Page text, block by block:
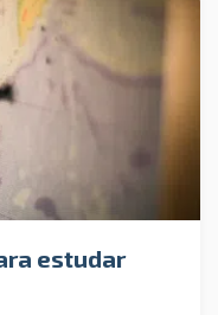
estudar